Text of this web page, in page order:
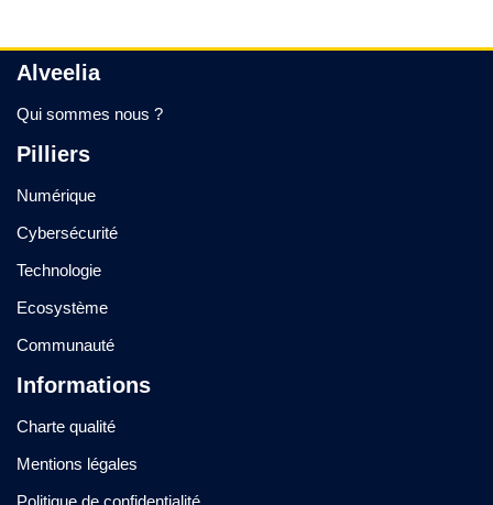
Alveelia
Qui sommes nous ?
Pilliers
Numérique
Cybersécurité
Technologie
Ecosystème
Communauté
Informations
Charte qualité
Mentions légales